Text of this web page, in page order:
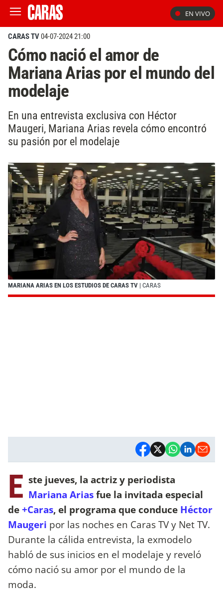
EN VIVO
CARAS TV04-07-2024 21:00
Cómo nació el amor de
Mariana Arias por el mundo del
modelaje
En una entrevista exclusiva con Héctor
Maugeri, Mariana Arias revela cómo encontró
su pasión por el modelaje
MARIANA ARIAS EN LOS ESTUDIOS DE CARAS TV | CARAS
E ste jueves, la actriz y periodista
Mariana Ariasfue la invitada especial
de+Caras, el programa que conduce Héctor
Maugeri por las noches en Caras TV y Net TV.
Durante la cálida entrevista, la exmodelo
habló de sus inicios en el modelaje y reveló
cómo nació su amor por el mundo de la
moda.